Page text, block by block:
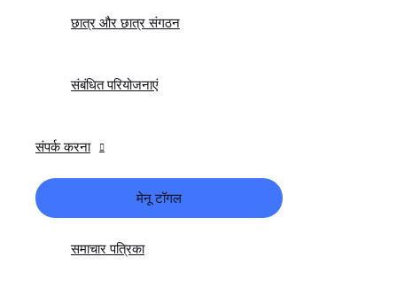
छात्र और छात्र संगठन
संबंधित परियोजनाएं
संपर्क करना
मेनू टॉगल
समाचार पत्रिका